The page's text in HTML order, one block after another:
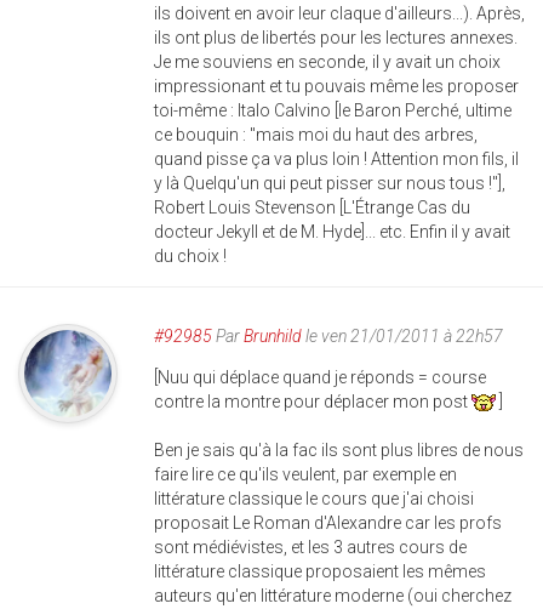
ils doivent en avoir leur claque d'ailleurs...). Après,
ils ont plus de libertés pour les lectures annexes.
Je me souviens en seconde, il y avait un choix
impressionant et tu pouvais même les proposer
toi-même : Italo Calvino [le Baron Perché, ultime
ce bouquin : "mais moi du haut des arbres,
quand pisse ça va plus loin ! Attention mon fils, il
y là Quelqu'un qui peut pisser sur nous tous !"],
Robert Louis Stevenson [L'Étrange Cas du
docteur Jekyll et de M. Hyde]... etc. Enfin il y avait
du choix !
#92985ParBrunhildle ven 21/01/2011 à 22h57
[Nuu qui déplace quand je réponds = course
contre la montre pour déplacer mon post
Ben je sais qu'à la fac ils sont plus libres de nous
faire lire ce qu'ils veulent, par exemple en
littérature classique le cours que j'ai choisi
proposait Le Roman d'Alexandre car les profs
sont médiévistes, et les 3 autres cours de
littérature classique proposaient les mêmes
auteurs qu'en littérature moderne (oui cherchez